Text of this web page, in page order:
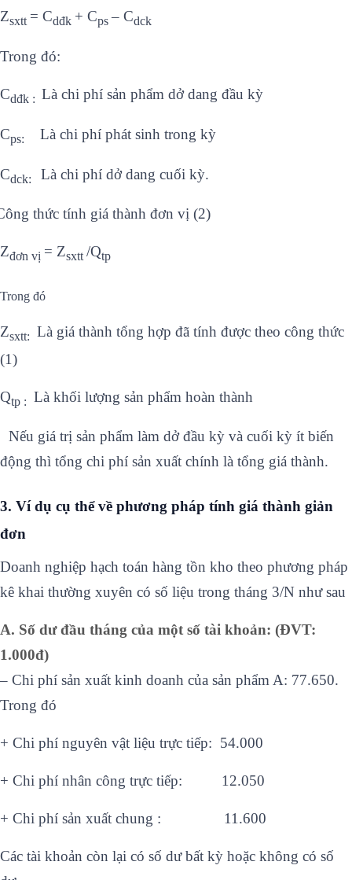
Zsxtt = Cdđk + Cps – Cdck
Trong đó:
Cdđk : Là chi phí sản phẩm dở dang đầu kỳ
Cps: Là chi phí phát sinh trong kỳ
Cdck: Là chi phí dở dang cuối kỳ.
thức tính giá thành đơn vị (2)
Zđơn vị = Zsxtt /Qtp
Trong đó
Zsxtt: Là giá thành tổng hợp đã tính được theo công thức
(1)
Qtp : Là khối lượng sản phẩm hoàn thành
Nếu giá trị sản phẩm làm dở đầu kỳ và cuối kỳ ít biến
động thì tổng chi phí sản xuất chính là tổng giá thành.
3. Ví dụ cụ thể về phương pháp tính giá thành giản
đơn
Doanh nghiệp hạch toán hàng tồn kho theo phương pháp
kê khai thường xuyên có số liệu trong tháng 3/N như sau
A. Số dư đầu tháng của một số tài khoản: (ĐVT:
1.000đ)
– Chi phí sản xuất kinh doanh của sản phẩm A: 77.650.
Trong đó
+ Chi phí nguyên vật liệu trực tiếp: 54.000
+ Chi phí nhân công trực tiếp: 12.050
+ Chi phí sản xuất chung : 11.600
Các tài khoản còn lại có số dư bất kỳ hoặc không có số